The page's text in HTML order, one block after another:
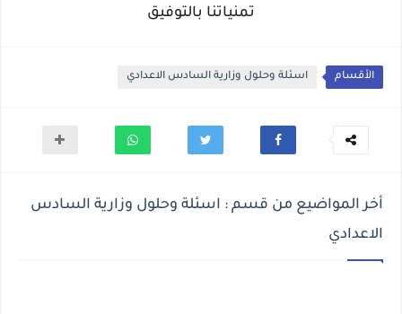
تمنياتنا بالتوفيق
الأقسام اسئلة وحلول وزارية السادس الاعدادي
أخر المواضيع من قسم : اسئلة وحلول وزارية السادس
الاعدادي